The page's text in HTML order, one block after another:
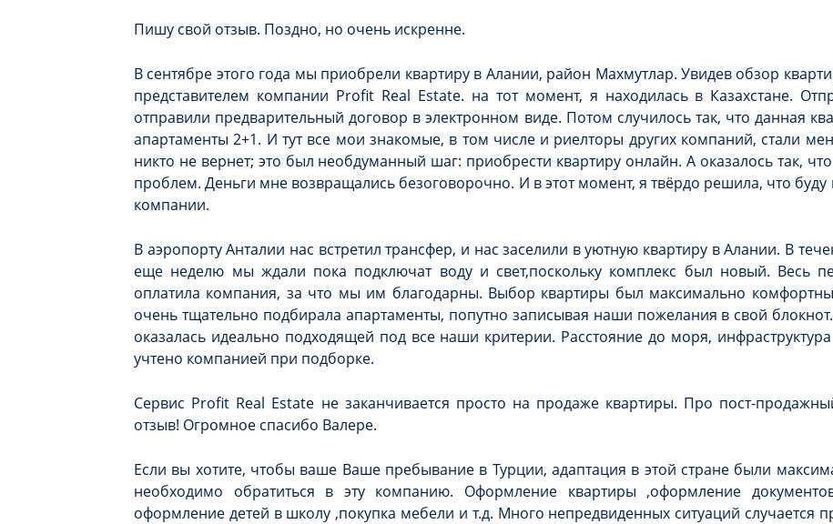
Пишу свой отзыв. Поздно, но очень искренне.
В сентябре этого года мы приобрели квартиру в Алании, район Махмутлар. Увидев обзор
представителем компании Profit Real Estate. на тот момент, я находилась в Казахстане.
отправили предварительный договор в электронном виде. Потом случилось так, что данная
апартаменты 2+1. И тут все мои знакомые, в том числе и риелторы других компаний, стали
никто не вернет; это был необдуманный шаг: приобрести квартиру онлайн. А оказалось так,
проблем. Деньги мне возвращались безоговорочно. И в этот момент, я твёрдо решила, что буду
компании.
В аэропорту Анталии нас встретил трансфер, и нас заселили в уютную квартиру в Алании. В
еще неделю мы ждали пока подключат воду и свет,поскольку комплекс был новый. Весь
оплатила компания, за что мы им благодарны. Выбор квартиры был максимально
очень тщательно подбирала апартаменты, попутно записывая наши пожелания в свой
оказалась идеально подходящей под все наши критерии. Расстояние до моря,
учтено компанией при подборке.
Сервис Profit Real Estate не заканчивается просто на продаже квартиры. Про пост-
отзыв! Огромное спасибо Валере.
Если вы хотите, чтобы ваше Ваше пребывание в Турции, адаптация в этой стране были
необходимо обратиться в эту компанию. Оформление квартиры ,оформление
оформление детей в школу ,покупка мебели и т.д. Много непредвиденных ситуаций случается